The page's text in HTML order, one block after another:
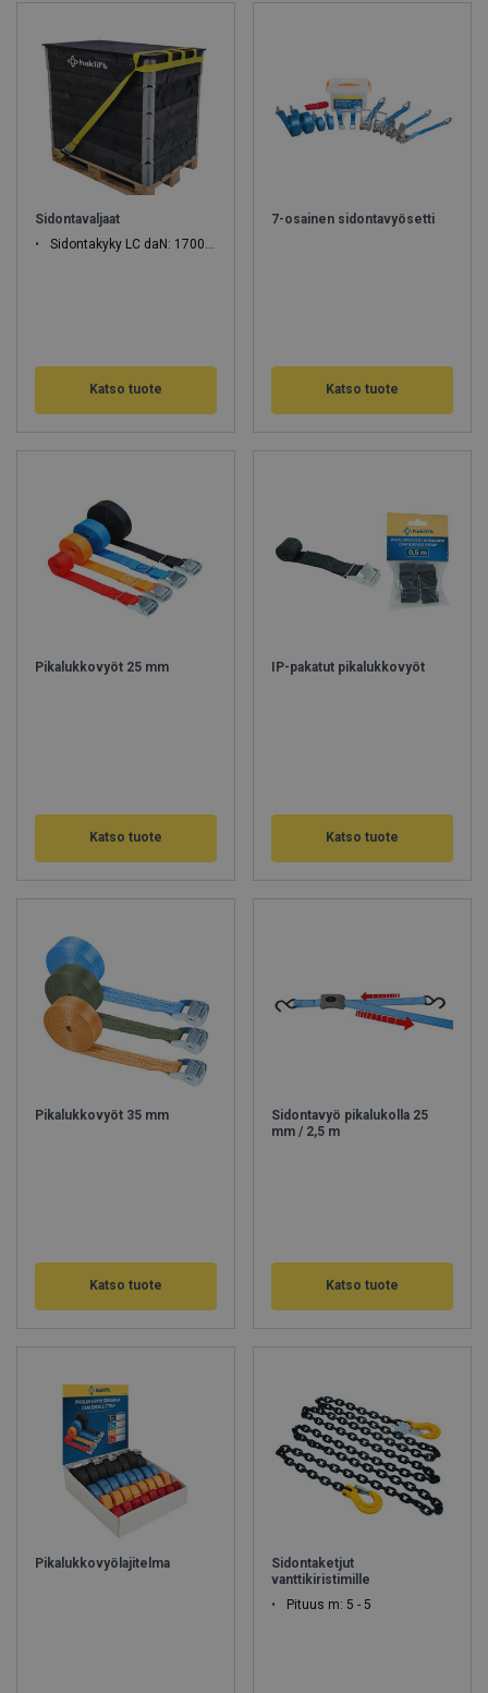
Sidontavaljaat
Sidontakyky LC daN: 1700, 2000, 2500, 4300
Katso tuote
7-osainen sidontavyösetti
Katso tuote
Pikalukkovyöt 25 mm
Katso tuote
IP-pakatut pikalukkovyöt
Katso tuote
Pikalukkovyöt 35 mm
Katso tuote
Sidontavyö pikalukolla 25
mm / 2,5 m
Katso tuote
Pikalukkovyölajitelma
Sidontaketjut
vanttikiristimille
Pituus m: 5 - 5